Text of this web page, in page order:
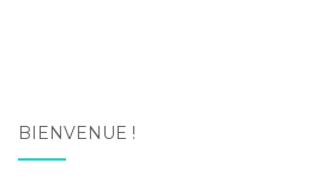
BIENVENUE !